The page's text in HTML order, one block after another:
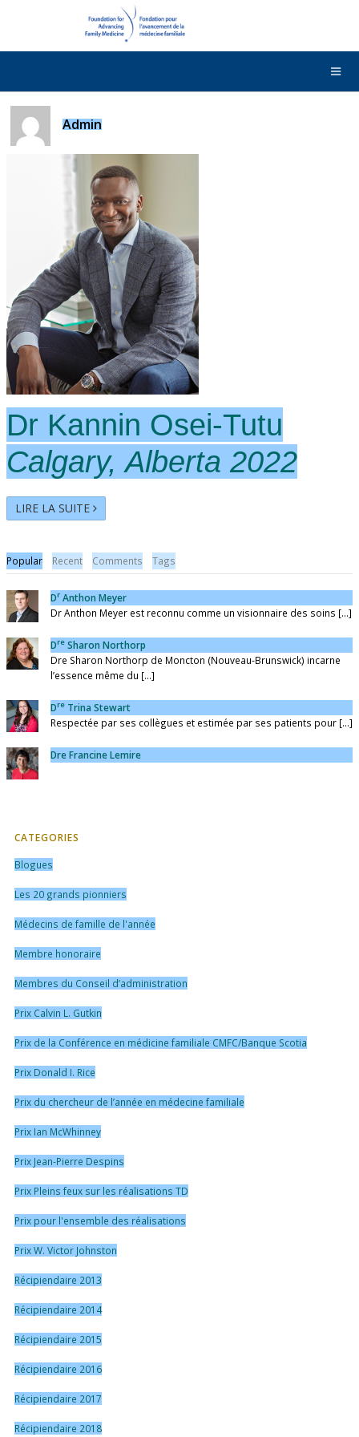
English
Admin
Dr Kannin Osei-Tutu
Calgary, Alberta 2022
LIRE LA SUITE
Popular Recent Comments Tags
Dr Anthon Meyer
Dr Anthon Meyer est reconnu comme un visionnaire des soins [...]
Dre Sharon Northorp
Dre Sharon Northorp de Moncton (Nouveau-Brunswick) incarne
l’essence même du [...]
Dre Trina Stewart
Respectée par ses collègues et estimée par ses patients pour [...]
Dre Francine Lemire
CATEGORIES
Blogues
Les 20 grands pionniers
Médecins de famille de l'année
Membre honoraire
Membres du Conseil d’administration
Prix Calvin L. Gutkin
Prix de la Conférence en médicine familiale CMFC/Banque Scotia
Prix Donald I. Rice
Prix du chercheur de l’année en médecine familiale
Prix Ian McWhinney
Prix Jean-Pierre Despins
Prix Pleins feux sur les réalisations TD
Prix pour l'ensemble des réalisations
Prix W. Victor Johnston
Récipiendaire 2013
Récipiendaire 2014
Récipiendaire 2015
Récipiendaire 2016
Récipiendaire 2017
Récipiendaire 2018